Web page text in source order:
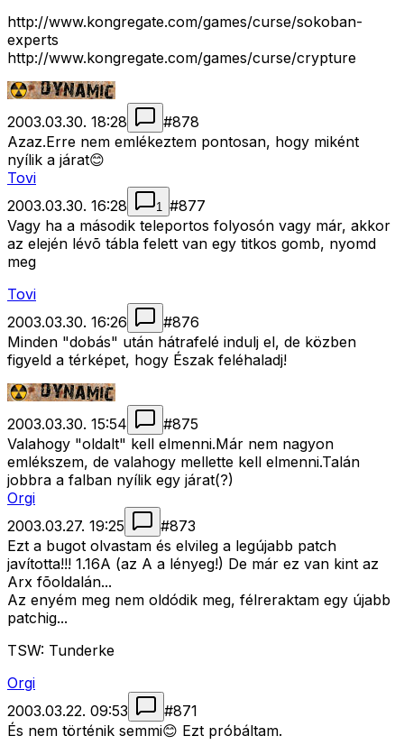
http://www.kongregate.com/games/curse/sokoban-
experts
http://www.kongregate.com/games/curse/crypture
2003.03.30. 18:28 #878
Azaz.Erre nem emlékeztem pontosan, hogy miként
nyílik a járat😊
Tovi
2003.03.30. 16:28
1 #877
Vagy ha a második teleportos folyosón vagy már, akkor
az elején lévõ tábla felett van egy titkos gomb, nyomd
meg
Tovi
2003.03.30. 16:26
#876
Minden "dobás" után hátrafelé indulj el, de közben
figyeld a térképet, hogy Észak feléhaladj!
2003.03.30. 15:54 #875
Valahogy "oldalt" kell elmenni.Már nem nagyon
emlékszem, de valahogy mellette kell elmenni.Talán
jobbra a falban nyílik egy járat(?)
Orgi
2003.03.27. 19:25
#873
Ezt a bugot olvastam és elvileg a legújabb patch
javította!!! 1.16A (az A a lényeg!) De már ez van kint az
Arx fõoldalán...
Az enyém meg nem oldódik meg, félreraktam egy újabb
patchig...
TSW: Tunderke
Orgi
2003.03.22. 09:53
#871
És nem történik semmi😊 Ezt próbáltam.